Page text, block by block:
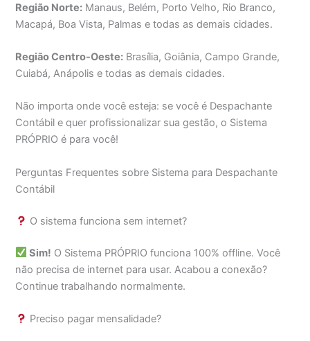
Região Norte: Manaus, Belém, Porto Velho, Rio Branco,
Macapá, Boa Vista, Palmas e todas as demais cidades.
Região Centro-Oeste: Brasília, Goiânia, Campo Grande,
Cuiabá, Anápolis e todas as demais cidades.
Não importa onde você esteja: se você é Despachante
Contábil e quer profissionalizar sua gestão, o Sistema
PRÓPRIO é para você!
Perguntas Frequentes sobre Sistema para Despachante
Contábil
O sistema funciona sem internet?
Sim! O Sistema PRÓPRIO funciona 100% offline. Você
não precisa de internet para usar. Acabou a conexão?
Continue trabalhando normalmente.
Preciso pagar mensalidade?